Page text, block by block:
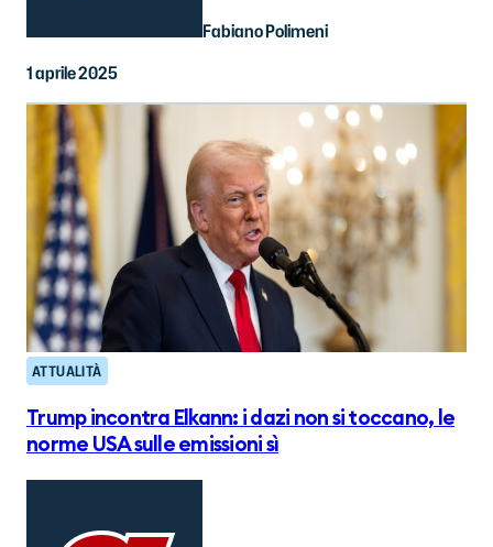
Fabiano Polimeni
1 aprile 2025
ATTUALITÀ
Trump incontra Elkann: i dazi non si toccano, le
norme USA sulle emissioni sì